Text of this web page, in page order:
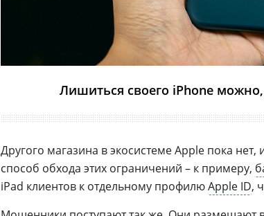
Лишиться своего iPhone
Другого магазина в экосистеме Apple пока
способ обхода этих ограничений – к примеру,
iPad клиентов к отдельному профилюApple ID,